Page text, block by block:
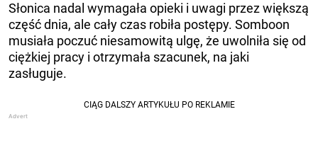
Słonica nadal wymagała opieki i uwagi przez większą
część dnia, ale cały czas robiła postępy. Somboon
musiała poczuć niesamowitą ulgę, że ​​uwolniła się od
ciężkiej pracy i otrzymała szacunek, na jaki
zasługuje.